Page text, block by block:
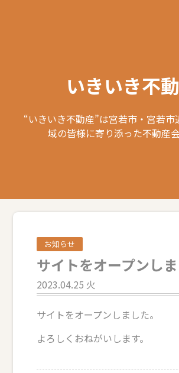
いきいき不
“いきいき不動産”は宮若市・宮若
域の皆様に寄り添った不動産会
お知らせ
サイトをオープンし
2023.04.25 火
サイトをオープンしました。
よろしくおねがいします。